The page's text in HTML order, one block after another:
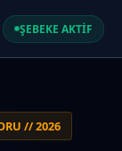
ŞEBEKE AKTİF
// 2026